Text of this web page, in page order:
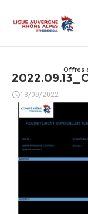
Offres
13/09/2022